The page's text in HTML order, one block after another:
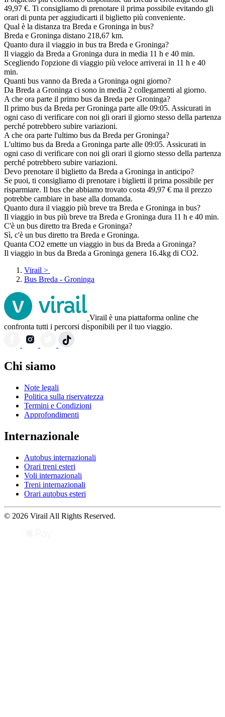
49,97 €. Ti consigliamo di prenotare il prima possibile evitando gli
orari di punta per aggiudicarti il biglietto più conveniente.
Qual è la distanza tra Breda e Groninga in bus?
Breda e Groninga distano 218,67 km.
Quanto dura il viaggio in bus tra Breda e Groninga?
Il viaggio da Breda a Groninga dura in media 11 h e 40 min.
Scegliendo l'opzione di viaggio più veloce arriverai in 11 h e 40
min.
Quanti bus vanno da Breda a Groninga ogni giorno?
Da Breda a Groninga ci sono in media 2 collegamenti al giorno.
A che ora parte il primo bus da Breda per Groninga?
Il primo bus da Breda per Groninga parte alle 09:05. Assicurati in
ogni caso di verificare con noi gli orari il giorno stesso della partenza
perché potrebbero subire variazioni.
A che ora parte l'ultimo bus da Breda per Groninga?
L'ultimo bus da Breda a Groninga parte alle 09:05. Assicurati in
ogni caso di verificare con noi gli orari il giorno stesso della partenza
perché potrebbero subire variazioni.
Devo prenotare il biglietto da Breda a Groninga in anticipo?
Se puoi, ti consigliamo di prenotare i biglietti il prima possibile per
risparmiare. Il bus che abbiamo trovato costa 49,97 € ma il prezzo
potrebbe cambiare in base alla domanda.
Quanto dura il viaggio più breve tra Breda e Groninga in bus?
Il viaggio in bus più breve tra Breda e Groninga dura 11 h e 40 min.
C'è un bus diretto tra Breda e Groninga?
Sì, c'è un bus diretto tra Breda e Groninga.
Quanta CO2 emette un viaggio in bus da Breda a Groninga?
Il viaggio in bus da Breda a Groninga genera 16.4kg di CO2.
Virail >
Bus Breda - Groninga
Virail è una piattaforma online che
confronta tutti i percorsi disponibili per il tuo viaggio.
Chi siamo
Note legali
Politica sulla riservatezza
Termini e Condizioni
Approfondimenti
Internazionale
Autobus internazionali
Orari treni esteri
Voli internazionali
Treni internazionali
Orari autobus esteri
© 2026 Virail All Rights Reserved.